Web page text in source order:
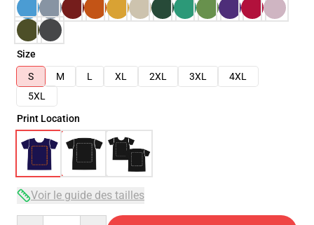
Size
S
M L XL 2XL 3XL
4XL
5XL
Print Location
Voir le guide des tailles